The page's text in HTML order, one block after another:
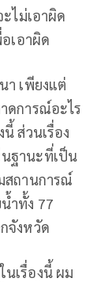
ไม่เอาผิด
เอาผิด
า เพียงแต่
ดการณ์อะไร
ส่วนเรื่อง
ฐานะที่เป็น
สถานการณ์
ำทั้ง 77
จังหวัด
เรื่องนี้ ผม